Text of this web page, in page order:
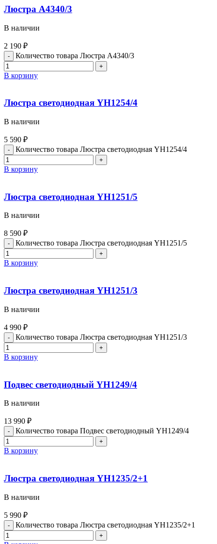
Люстра A4340/3
В наличии
2 190 ₽
Количество товара Люстра A4340/3
В корзину
Люстра светодиодная YH1254/4
В наличии
5 590 ₽
Количество товара Люстра светодиодная YH1254/4
В корзину
Люстра светодиодная YH1251/5
В наличии
8 590 ₽
Количество товара Люстра светодиодная YH1251/5
В корзину
Люстра светодиодная YH1251/3
В наличии
4 990 ₽
Количество товара Люстра светодиодная YH1251/3
В корзину
Подвес светодиодный YH1249/4
В наличии
13 990 ₽
Количество товара Подвес светодиодный YH1249/4
В корзину
Люстра светодиодная YH1235/2+1
В наличии
5 990 ₽
Количество товара Люстра светодиодная YH1235/2+1